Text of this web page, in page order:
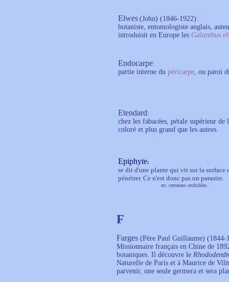
Elwes (John) (1846-1922):
botaniste, entomologiste anglais,
introduisit en Europe les Galanthus
Endocarpe:
partie interne du péricarpe, ou paroi
Etendard:
chez les fabacées, pétale supérieur
coloré et plus grand que les autres.
Epiphyte:
se dit d'une plante qui vit sur la surface
pénétrer. Ce n'est donc pas un parasite.
ex: certaines orchidées.
F
Farges (Père Paul Guillaume) (1844-
Missionnaire français en Chine de
botaniques. Il découvre le
Naturelle de Paris et à Maurice de
parvenir, une seule germera et sera